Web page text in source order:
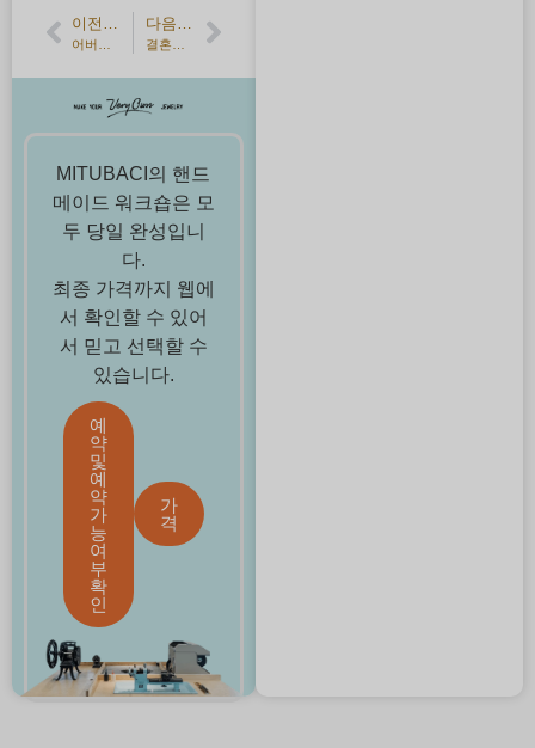
MITUBACI의 핸드
메이드 워크숍은 모
두 당일 완성입니
다.
최종 가격까지 웹에
서 확인할 수 있어
서 믿고 선택할 수
있습니다.
예
약
및
예
약
가
능
여
부
확
인
가
격